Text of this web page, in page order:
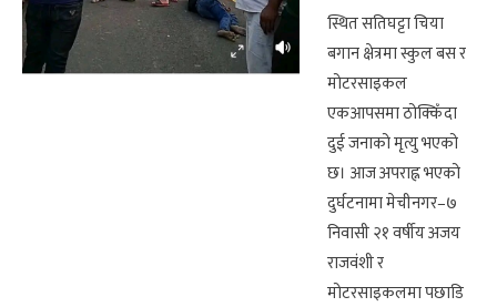
स्थित सतिघट्टा चिया
बगान क्षेत्रमा स्कुल बस र
मोटरसाइकल
एकआपसमा ठोक्किँदा
दुई जनाको मृत्यु भएको
छ। आज अपराह्न भएको
दुर्घटनामा मेचीनगर–७
निवासी २१ वर्षीय अजय
राजवंशी र
मोटरसाइकलमा पछाडि